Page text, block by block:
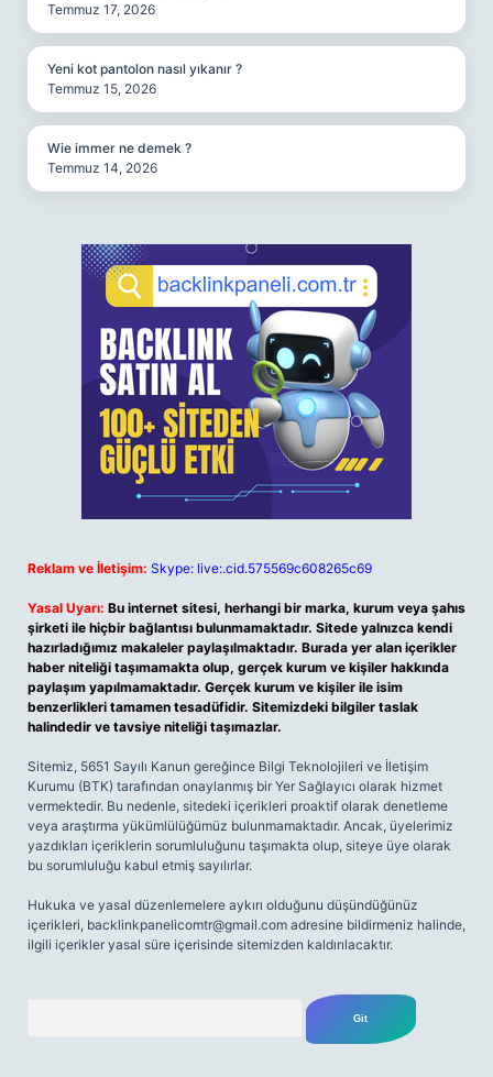
Temmuz 17, 2026
Yeni kot pantolon nasıl yıkanır ?
Temmuz 15, 2026
Wie immer ne demek ?
Temmuz 14, 2026
Reklam ve İletişim: Skype: live:.cid.575569c608265c69
Yasal Uyarı: Bu internet sitesi, herhangi bir marka, kurum veya şahıs
şirketi ile hiçbir bağlantısı bulunmamaktadır. Sitede yalnızca kendi
hazırladığımız makaleler paylaşılmaktadır. Burada yer alan içerikler
haber niteliği taşımamakta olup, gerçek kurum ve kişiler hakkında
paylaşım yapılmamaktadır. Gerçek kurum ve kişiler ile isim
benzerlikleri tamamen tesadüfidir. Sitemizdeki bilgiler taslak
halindedir ve tavsiye niteliği taşımazlar.
Sitemiz, 5651 Sayılı Kanun gereğince Bilgi Teknolojileri ve İletişim
Kurumu (BTK) tarafından onaylanmış bir Yer Sağlayıcı olarak hizmet
vermektedir. Bu nedenle, sitedeki içerikleri proaktif olarak denetleme
veya araştırma yükümlülüğümüz bulunmamaktadır. Ancak, üyelerimiz
yazdıkları içeriklerin sorumluluğunu taşımakta olup, siteye üye olarak
bu sorumluluğu kabul etmiş sayılırlar.
Hukuka ve yasal düzenlemelere aykırı olduğunu düşündüğünüz
içerikleri, backlinkpanelicomtr@gmail.com adresine bildirmeniz halinde,
ilgili içerikler yasal süre içerisinde sitemizden kaldırılacaktır.